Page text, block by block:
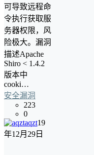
可导致远程命
令执行获取服
务器权限，风
险极大。漏洞
描述Apache
Shiro < 1.4.2
版本中
cooki…
安全漏洞
223
0
aqzt19
年12月29日